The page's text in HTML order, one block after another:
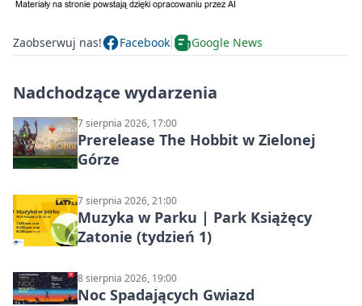
Zaobserwuj nas! Facebook Google News
Nadchodzące wydarzenia
7 sierpnia 2026, 17:00
Prerelease The Hobbit w Zielonej
Górze
7 sierpnia 2026, 21:00
Muzyka w Parku | Park Książęcy
Zatonie (tydzień 1)
8 sierpnia 2026, 19:00
Noc Spadających Gwiazd